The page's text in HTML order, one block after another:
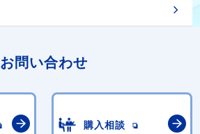
お問い合わせ
購入相談